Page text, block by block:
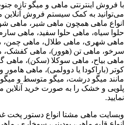
با فروش اینترنتی ماهی و میگو تازه
می‌توانید به کمک سیستم فروش آنلاین
انواع ماهی همچون ماهی شیر، ماهی
حلوا سیاه، ماهی حلوا سفید، ماهی
ماهی شهری، ماهی طلال، ماهی چمن،
سرخو، ماهی تن (هوور)، ماهی کفشک،
ماهی بیاح، ماهی سوکلا (سکن)، ماهی
کوتر (باراکودا یا دوولمی)، ماهی هامور
مانند میگو درشت، میگو متوسط و میگو
پلویی و خشک را به صورت خرید آنلاین
نمایید.
وبسایت ماهی مشتا انواع دستور پخت